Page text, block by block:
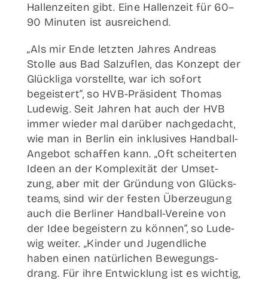
Hal­len­zei­ten gibt. Eine Hal­len­zeit für 60–
90 Minu­ten ist ausreichend.
„Als mir Ende letz­ten Jah­res Andre­as
Stol­le aus Bad Sal­zu­flen, das Kon­zept der
Glück­li­ga vor­stell­te, war ich sofort
begeis­tert“, so HVB-Prä­­si­­dent Tho­mas
Lude­wig. Seit Jah­ren hat auch der HVB
immer wie­der mal dar­über nach­ge­dacht,
wie man in Ber­lin ein inklu­si­ves Han­d­­ball-
Ange­­bot schaf­fen kann. „Oft schei­ter­ten
Ideen an der Kom­ple­xi­tät der Umset­
zung, aber mit der Grün­dung von Glücks­
teams, sind wir der fes­ten Über­zeu­gung
auch die Ber­li­ner Han­d­­ball-Ver­­ei­­ne von
der Idee begeis­tern zu kön­nen“, so Lude­
wig wei­ter. „Kin­der und Jugend­li­che
haben einen natür­li­chen Bewe­gungs­
drang. Für ihre Ent­wick­lung ist es wich­tig,